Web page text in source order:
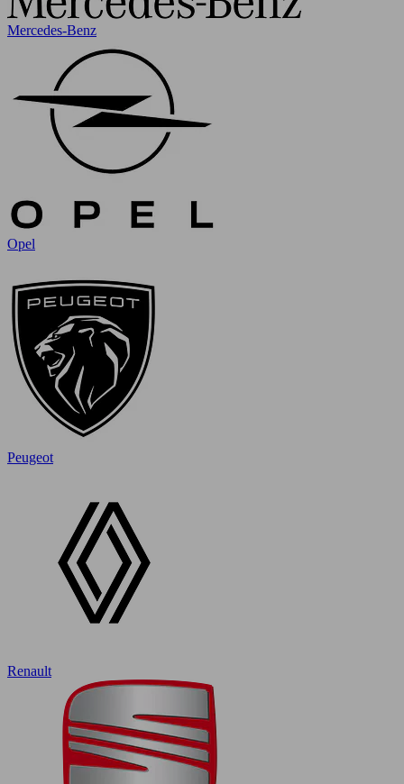
Mercedes-Benz
Opel
Peugeot
Renault